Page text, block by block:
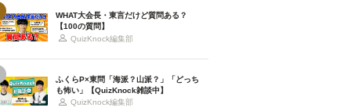
WHAT大会長・東言だけど質問ある？
【100の質問】
QuizKnock編集部
ふくらP×東問「海派？山派？」「どっち
も怖い」【QuizKnock雑談中】
QuizKnock編集部